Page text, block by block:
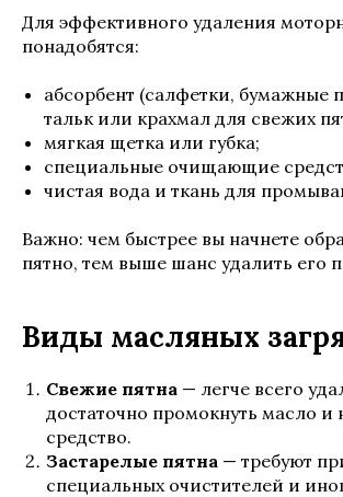
Для эффективного удаления
понадобятся:
абсорбент (салфетки, бумажные
тальк или крахмал для свежих
мягкая щетка или губка;
специальные очищающие
чистая вода и ткань для
Важно: чем быстрее вы начнете
пятно, тем выше шанс удалить его
Виды масляных
Свежие пятна — легче всего
достаточно промокнуть масло и
средство.
Застарелые пятна — требуют
специальных очистителей и